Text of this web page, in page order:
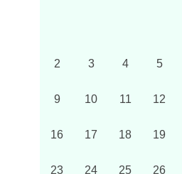
2 3 4 5
9 10 11 12
16 17 18 19
23 24 25 26